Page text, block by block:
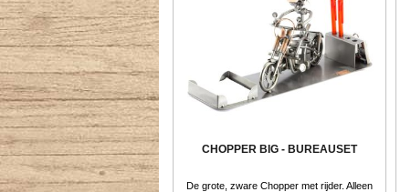
CHOPPER BIG - BUREAUSET
De grote, zware Chopper met rijder. Alleen